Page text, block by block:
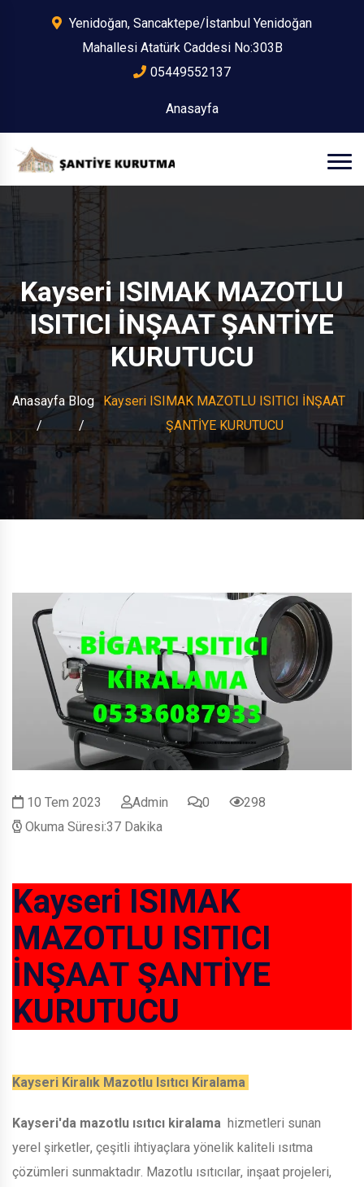
Yenidoğan, Sancaktepe/İstanbul Yenidoğan
Mahallesi Atatürk Caddesi No:303B
05449552137
Anasayfa
Kayseri ISIMAK MAZOTLU
ISITICI İNŞAAT ŞANTİYE
KURUTUCU
Anasayfa Blog
Kayseri ISIMAK MAZOTLU ISITICI İNŞAAT
ŞANTİYE KURUTUCU
10 Tem 2023 Admin 0
298
Okuma Süresi:37 Dakika
Kayseri ISIMAK
MAZOTLU ISITICI
İNŞAAT ŞANTİYE
KURUTUCU
Kayseri Kiralık Mazotlu Isıtıcı Kiralama
Kayseri'da mazotlu ısıtıcı kiralama hizmetleri sunan
yerel şirketler, çeşitli ihtiyaçlara yönelik kaliteli ısıtma
çözümleri sunmaktadır. Mazotlu ısıtıcılar, inşaat projeleri,